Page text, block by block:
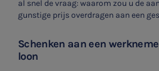
al snel de vraag: waarom zou u de
gunstige prijs overdragen aan een
Schenken aan een
loon